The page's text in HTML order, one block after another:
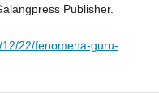
Publisher.
22/fenomena-guru-